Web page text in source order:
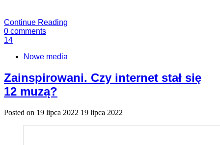
Continue Reading
0 comments
14
Nowe media
Zainspirowani. Czy internet stał się
12 muzą?
Posted on 19 lipca 2022 19 lipca 2022